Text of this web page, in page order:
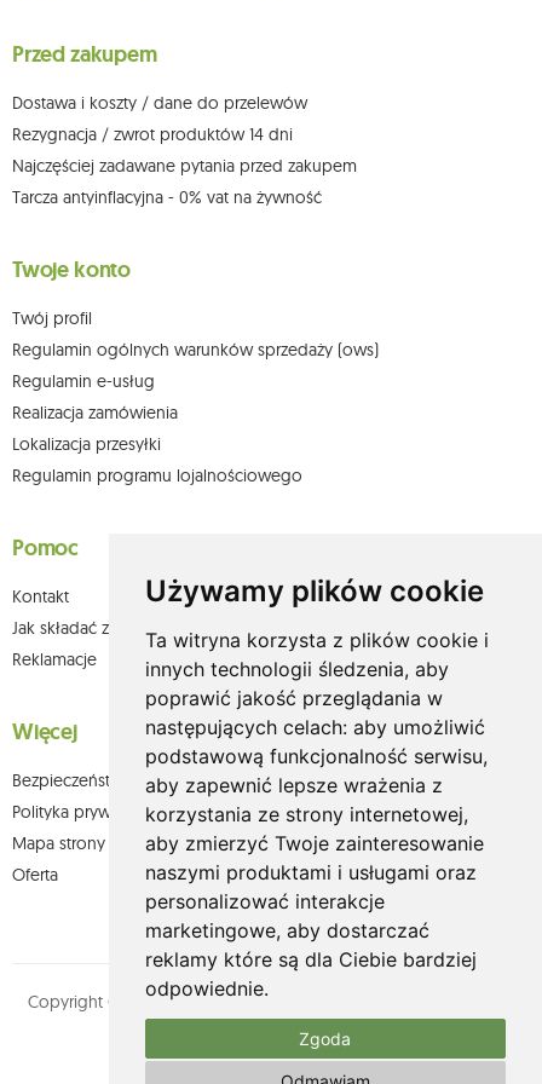
Używamy plików cookie
Ta witryna korzysta z plików cookie i
innych technologii śledzenia, aby
poprawić jakość przeglądania w
następujących celach: aby umożliwić
podstawową funkcjonalność serwisu,
aby zapewnić lepsze wrażenia z
korzystania ze strony internetowej,
aby zmierzyć Twoje zainteresowanie
naszymi produktami i usługami oraz
personalizować interakcje
marketingowe, aby dostarczać
reklamy które są dla Ciebie bardziej
odpowiednie.
Zgoda
którego dokonano na podstawie zgody przed jej cofnięciem. W tym celu
możesz kontaktować się z działem obsługi klienta Mouton Interactive pod
Więcej informacji: www.mouton.pl/ODO
Przed zakupem
Dostawa i koszty / dane do przelewów
Rezygnacja / zwrot produktów 14 dni
Najczęściej zadawane pytania przed zakupem
Tarcza antyinflacyjna - 0% vat na żywność
Twoje konto
Twój profil
Regulamin ogólnych warunków sprzedaży (ows)
Regulamin e-usług
Realizacja zamówienia
Lokalizacja przesyłki
Regulamin programu lojalnościowego
Pomoc
Kontakt
Jak składać zamówienia w sklepie olium.pl?
Reklamacje
Więcej
Bezpieczeństwo płatności
Polityka prywatności
Mapa strony
Oferta
Copyright © olium.pl. Wszystkie prawa zastrzeżone. Designed by
MOUTON interactive
Zobacz nasz profil na: